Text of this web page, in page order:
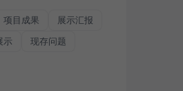
项目成果 展示汇报
示 现存问题